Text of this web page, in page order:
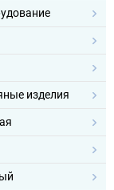
изделия